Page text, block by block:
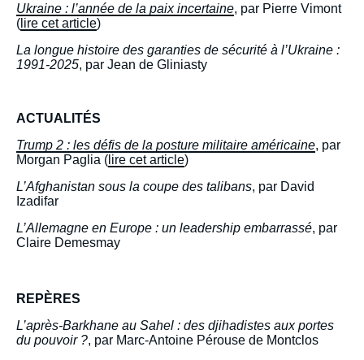
Ukraine : l’année de la paix incertaine, par Pierre Vimont
( lire cet article)
La longue histoire des garanties de sécurité à l’Ukraine :
1991-2025, par Jean de Gliniasty
ACTUALITÉS
Trump 2 : les défis de la posture militaire américaine, par
Morgan Paglia ( lire cet article)
L’Afghanistan sous la coupe des talibans, par David
Izadifar
L’Allemagne en Europe : un leadership embarrassé, par
Claire Demesmay
REPÈRES
L’après-Barkhane au Sahel : des djihadistes aux portes
du pouvoir ?, par Marc-Antoine Pérouse de Montclos